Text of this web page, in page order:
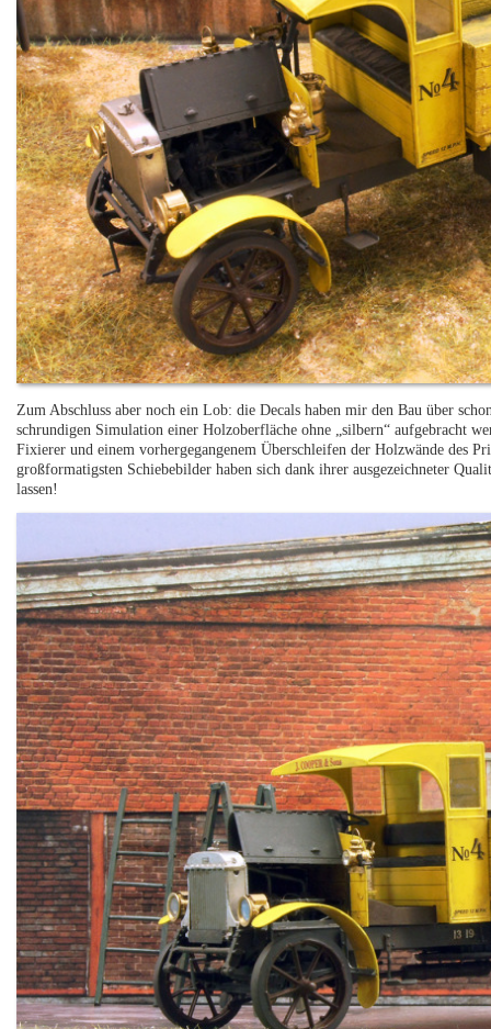
Zum Abschluss aber noch ein Lob: die Decals haben mir den Bau über
schrundigen Simulation einer Holzoberfläche ohne „silbern“ aufgebracht
Fixierer und einem vorhergegangenem Überschleifen der Holzwände des
großformatigsten Schiebebilder haben sich dank ihrer ausgezeichneter
lassen!